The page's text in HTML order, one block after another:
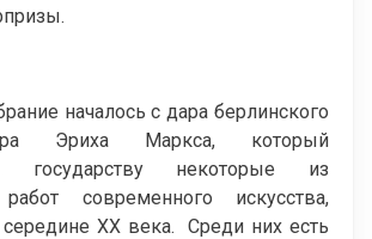
началось с дара берлинского
Эриха Маркса, который
государству некоторые из
современного искусства,
XX века. Среди них есть